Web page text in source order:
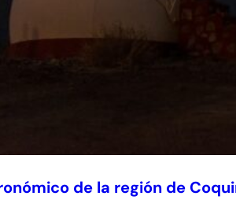
de la región de